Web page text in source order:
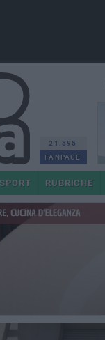
21.595
FANPAGE
SPORT RUBRICHE